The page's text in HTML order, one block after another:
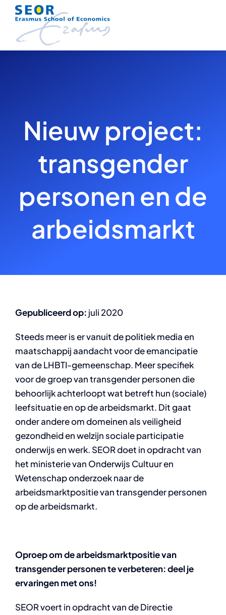
Skip
content
Nieuw project:
transgender
personen en de
arbeidsmarkt
Gepubliceerd op: juli 2020
Steeds meer is er vanuit de politiek media en
maatschappij aandacht voor de emancipatie
van de LHBTI-gemeenschap. Meer specifiek
voor de groep van transgender personen die
behoorlijk achterloopt wat betreft hun (sociale)
leefsituatie en op de arbeidsmarkt. Dit gaat
onder andere om domeinen als veiligheid
gezondheid en welzijn sociale participatie
onderwijs en werk. SEOR doet in opdracht van
het ministerie van Onderwijs Cultuur en
Wetenschap onderzoek naar de
arbeidsmarktpositie van transgender personen
op de arbeidsmarkt.
Oproep om de arbeidsmarktpositie van
transgender personen te verbeteren: deel je
ervaringen met ons!
SEOR voert in opdracht van de Directie